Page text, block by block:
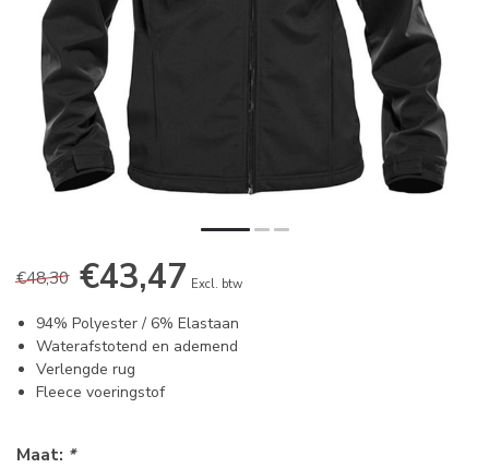
€48,30 €43,47 Excl. btw
94% Polyester / 6% Elastaan
Waterafstotend en ademend
Verlengde rug
Fleece voeringstof
Maat: *